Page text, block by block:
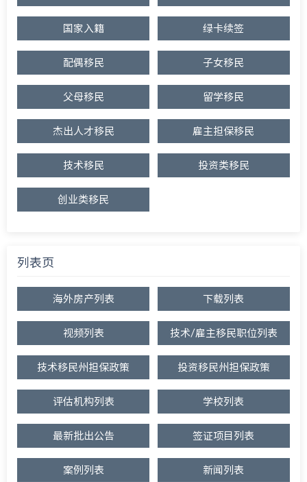
国家入籍 绿卡续签
配偶移民 子女移民
父母移民 留学移民
杰出人才移民 雇主担保移民
技术移民 投资类移民
创业类移民
列表页
海外房产列表 下载列表
视频列表 技术/雇主移民职位列表
技术移民州担保政策 投资移民州担保政策
评估机构列表 学校列表
最新批出公告 签证项目列表
案例列表 新闻列表